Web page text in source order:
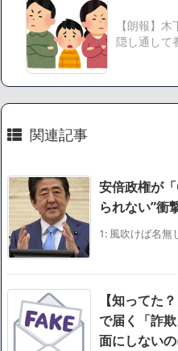
ったことが発覚「衝撃的な数
【速報】楽天グループ、
延税金資産の取崩し
【悲報】読売新聞、「避
【朗報】
隠し通して
関連記事
安倍政権が
られない”衝
1: 風吹けば名無
【知ってた
で届く「詐
面にしない